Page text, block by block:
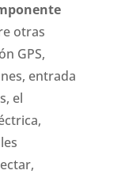
otras
GPS,
entrada
el